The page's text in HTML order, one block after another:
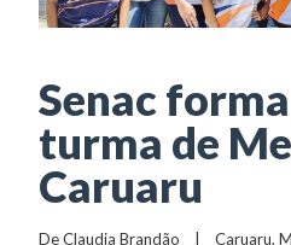
Senac
turma de
Caruaru
De Claudia Brandão
    |
Caruaru,